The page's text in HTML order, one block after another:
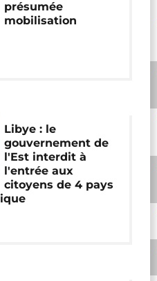
présumée
mobilisation
Libye : le
gouvernement de
l'Est interdit à
l'entrée aux
citoyens de 4 pays